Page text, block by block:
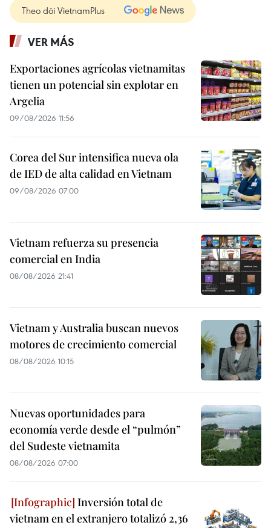
Theo dõi VietnamPlus
VER MÁS
Exportaciones agrícolas vietnamitas
tienen un potencial sin explotar en
Argelia
09/08/2026 11:56
Corea del Sur intensifica nueva ola
de IED de alta calidad en Vietnam
09/08/2026 07:00
Vietnam refuerza su presencia
comercial en India
08/08/2026 21:41
Vietnam y Australia buscan nuevos
motores de crecimiento comercial
08/08/2026 10:15
Nuevas oportunidades para
economía verde desde el “pulmón”
del Sudeste vietnamita
08/08/2026 07:00
Inversión total de
vietnam en el extranjero totalizó 2,36